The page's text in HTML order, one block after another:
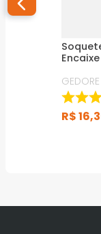
GEDORE
R$16,